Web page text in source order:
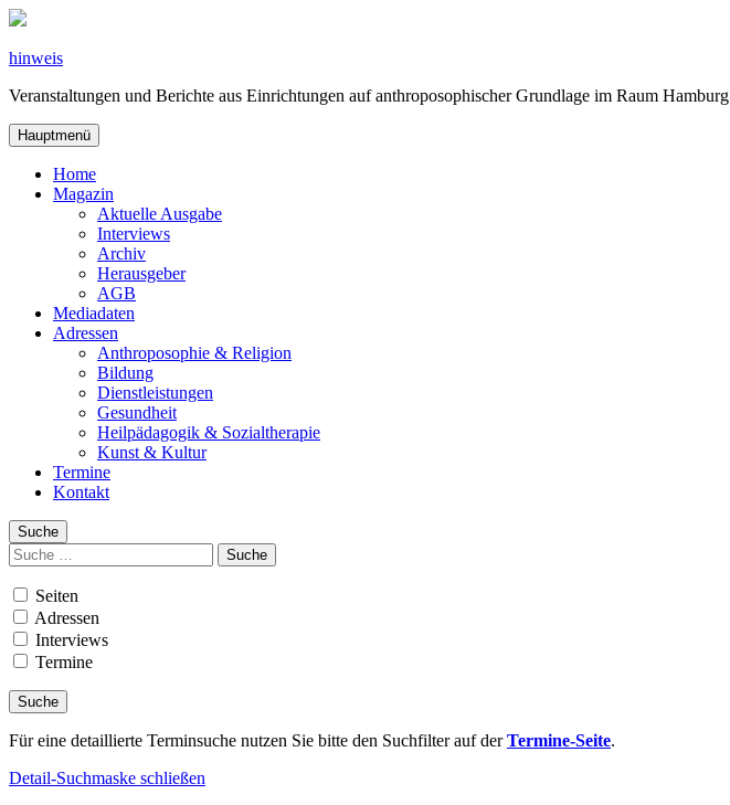
Zum
springen
hinweis
Veranstaltungen und Berichte aus Einrichtungen auf anthroposophischer Grundlage im Raum Hamburg
Hauptmenü
Home
Magazin
Aktuelle Ausgabe
Interviews
Archiv
Herausgeber
AGB
Mediadaten
Adressen
Anthroposophie & Religion
Bildung
Dienstleistungen
Gesundheit
Heilpädagogik & Sozialtherapie
Kunst & Kultur
Termine
Kontakt
Suche
Suchen
nach:
Seiten
Adressen
Interviews
Termine
Für eine detaillierte Terminsuche nutzen Sie bitte den Suchfilter auf derTermine-Seite.
Detail-Suchmaske schließen